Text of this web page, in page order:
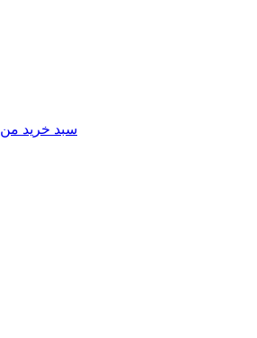
سبد خرید من